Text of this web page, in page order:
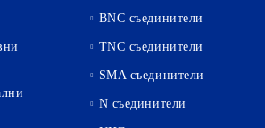
BNC съединители
TNC съединители
SMA съединители
N съединители